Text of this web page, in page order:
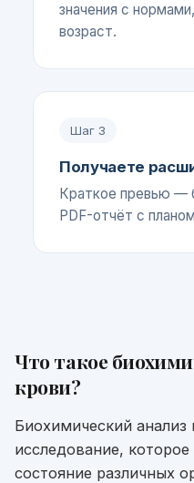
значения с
возраст.
Шаг 3
Получаете
Краткое превью —
PDF-отчёт с
Что такое
крови?
Биохимический анализ
исследование,
состояние различных